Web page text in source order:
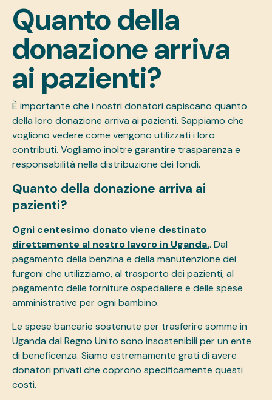
Quanto della
donazione arriva
ai pazienti?
È importante che i nostri donatori capiscano quanto
della loro donazione arriva ai pazienti. Sappiamo che
vogliono vedere come vengono utilizzati i loro
contributi. Vogliamo inoltre garantire trasparenza e
responsabilità nella distribuzione dei fondi.
Quanto della donazione arriva ai
pazienti?
Ogni centesimo donato viene destinato
direttamente al nostro lavoro in Uganda.. Dal
pagamento della benzina e della manutenzione dei
furgoni che utilizziamo, al trasporto dei pazienti, al
pagamento delle forniture ospedaliere e delle spese
amministrative per ogni bambino.
Le spese bancarie sostenute per trasferire somme in
Uganda dal Regno Unito sono insostenibili per un ente
di beneficenza. Siamo estremamente grati di avere
donatori privati che coprono specificamente questi
costi.